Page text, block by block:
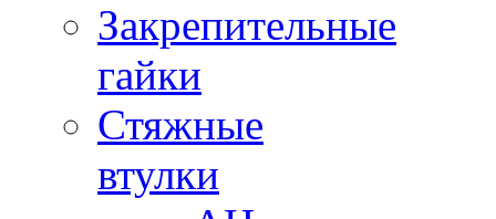
Закрепительные
гайки
Стяжные
втулки